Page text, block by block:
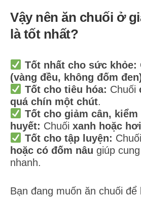
Vậy nên ăn chuối ở
là tốt nhất?
Tốt nhất cho sức khỏe:
(vàng đều, không đốm
Tốt cho tiêu hóa: Chuối
quá chín một chút.
Tốt cho giảm cân,
huyết: Chuối xanh hoặc
Tốt cho tập luyện: Chuối
hoặc có đốm nâu giúp
nhanh.
Bạn đang muốn ăn chuối